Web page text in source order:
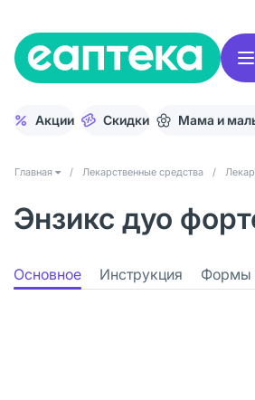
Акции Скидки Мама и
Главная / Лекарственные средства /
Энзикс дуо
Основное Инструкция Формы